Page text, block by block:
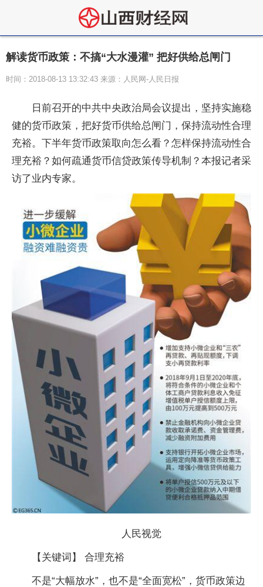
解读货币政策：不搞“大水漫灌” 把好供给总闸门
时间：2018-08-13 13:32:43 来源：人民网-人民日报
日前召开的中共中央政治局会议提出，坚持实施稳
健的货币政策，把好货币供给总闸门，保持流动性合理
充裕。下半年货币政策取向怎么看？怎样保持流动性合
理充裕？如何疏通货币信贷政策传导机制？本报记者采
访了业内专家。
人民视觉
【关键词】 合理充裕
不是“大幅放水”，也不是“全面宽松”，货币政策边